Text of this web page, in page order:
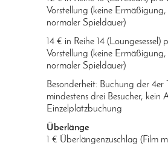
Vorstellung (keine
normaler Spieldauer)
14 € in Reihe 14 (Loungesessel)
Vorstellung (keine
normaler Spieldauer)
Besonderheit: Buchung der 4er
mindestens drei Besucher, kein
Einzelplatzbuchung
Überlänge
1 € Überlängenzuschlag (Film